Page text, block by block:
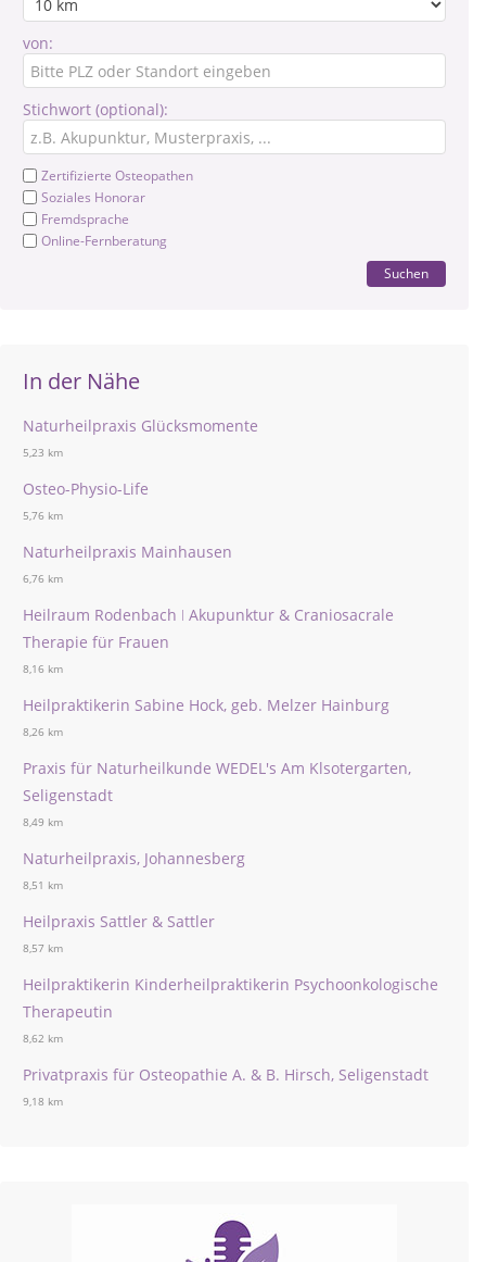
von:
Stichwort (optional):
Zertifizierte Osteopathen
Soziales Honorar
Fremdsprache
Online-Fernberatung
Suchen
In der Nähe
Naturheilpraxis Glücksmomente
5,23 km
Osteo-Physio-Life
5,76 km
Naturheilpraxis Mainhausen
6,76 km
Heilraum Rodenbach ǀ Akupunktur & Craniosacrale
Therapie für Frauen
8,16 km
Heilpraktikerin Sabine Hock, geb. Melzer Hainburg
8,26 km
Praxis für Naturheilkunde WEDEL's Am Klsotergarten,
Seligenstadt
8,49 km
Naturheilpraxis, Johannesberg
8,51 km
Heilpraxis Sattler & Sattler
8,57 km
Heilpraktikerin Kinderheilpraktikerin Psychoonkologische
Therapeutin
8,62 km
Privatpraxis für Osteopathie A. & B. Hirsch, Seligenstadt
9,18 km